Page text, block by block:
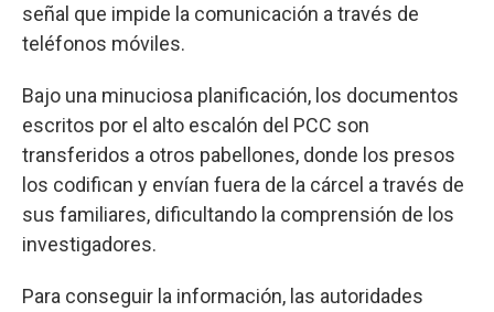
señal que impide la comunicación a través de
teléfonos móviles.
Bajo una minuciosa planificación, los documentos
escritos por el alto escalón del PCC son
transferidos a otros pabellones, donde los presos
los codifican y envían fuera de la cárcel a través de
sus familiares, dificultando la comprensión de los
investigadores.
Para conseguir la información, las autoridades